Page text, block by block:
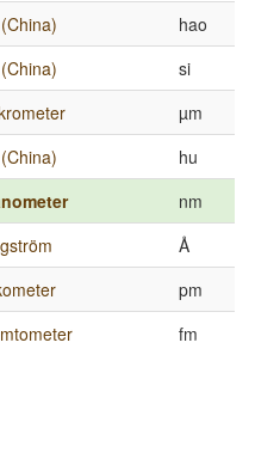
hao
si
µm
hu
nm
Å
pm
fm